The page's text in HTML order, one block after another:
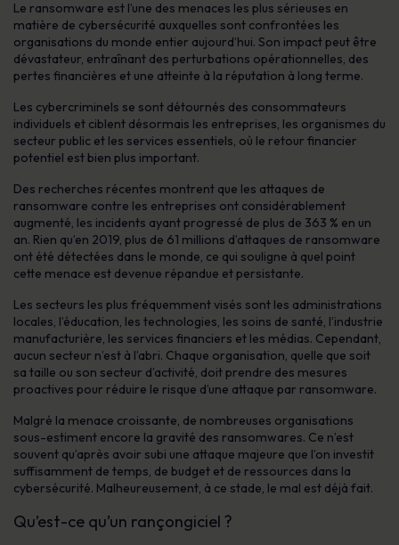
Le ransomware est l’une des menaces les plus sérieuses en
matière de cybersécurité auxquelles sont confrontées les
organisations du monde entier aujourd’hui. Son impact peut être
dévastateur, entraînant des perturbations opérationnelles, des
pertes financières et une atteinte à la réputation à long terme.
Les cybercriminels se sont détournés des consommateurs
individuels et ciblent désormais les entreprises, les organismes du
secteur public et les services essentiels, où le retour financier
potentiel est bien plus important.
Des recherches récentes montrent que les attaques de
ransomware contre les entreprises ont considérablement
augmenté, les incidents ayant progressé de plus de 363 % en un
an. Rien qu’en 2019, plus de 61 millions d’attaques de ransomware
ont été détectées dans le monde, ce qui souligne à quel point
cette menace est devenue répandue et persistante.
Les secteurs les plus fréquemment visés sont les administrations
locales, l’éducation, les technologies, les soins de santé, l’industrie
manufacturière, les services financiers et les médias. Cependant,
aucun secteur n’est à l’abri. Chaque organisation, quelle que soit
sa taille ou son secteur d’activité, doit prendre des mesures
proactives pour réduire le risque d’une attaque par ransomware.
Malgré la menace croissante, de nombreuses organisations
sous-estiment encore la gravité des ransomwares. Ce n’est
souvent qu’après avoir subi une attaque majeure que l’on investit
suffisamment de temps, de budget et de ressources dans la
cybersécurité. Malheureusement, à ce stade, le mal est déjà fait.
Qu’est-ce qu’un rançongiciel ?